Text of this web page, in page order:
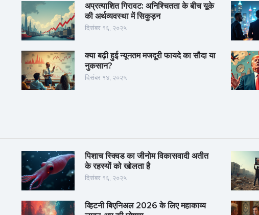
अप्रत्याशित गिरावट: अनिश्चितता के बीच यूके
की अर्थव्यवस्था में सिकुड़न
दिसंबर १६, २०२५
क्या बढ़ी हुई न्यूनतम मजदूरी फायदे का सौदा या
नुकसान?
दिसंबर १४, २०२५
पिशाच स्क्विड का जीनोम विकासवादी अतीत
के रहस्यों को खोलता है
दिसंबर १६, २०२५
व्हिटनी बिएनिअल 2026 के लिए महाकाव्य